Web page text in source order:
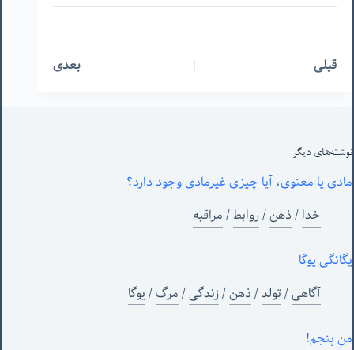
قبلی بعدی
نوشته‌های‌ دیگر
مادی یا معنوی، آیا چیزی غیرمادی وجود دارد؟
خدا/ذهن/روابط/مراقبه
یگانگی یوگا
آگاهی/تولد/ذهن/زندگی/مرگ/یوگا
منِ پنجم!